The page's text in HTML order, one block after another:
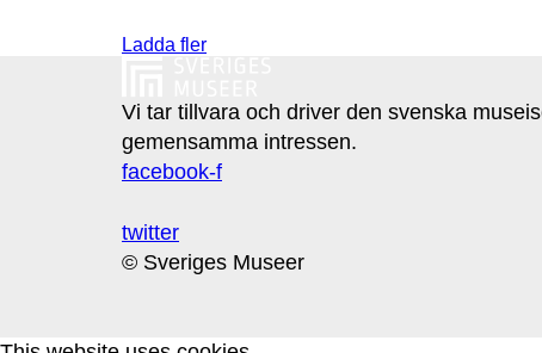
Ladda fler
Vi tar tillvara och driver den svenska
gemensamma intressen.
facebook-f
twitter
© Sveriges Museer